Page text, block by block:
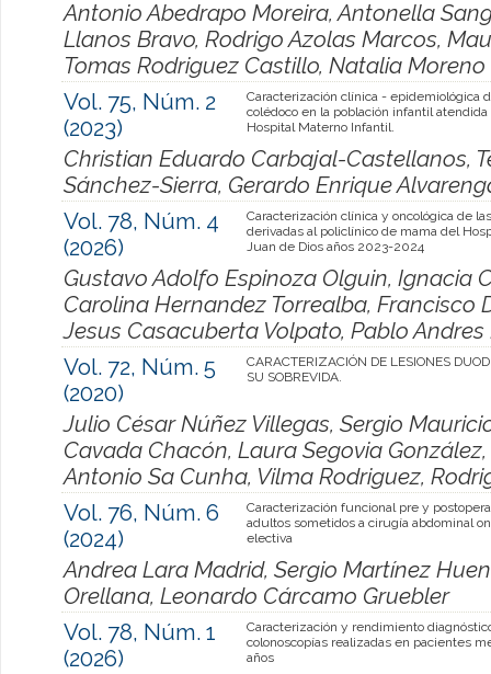
Antonio Abedrapo Moreira, Antonella
Llanos Bravo, Rodrigo Azolas Marcos,
Tomas Rodriguez Castillo, Natalia
Vol. 75, Núm. 2
(2023)
Caracterización clínica - epidemiológica
colédoco en la población infantil
Hospital Materno Infantil.
Christian Eduardo Carbajal-Castellanos,
Sánchez-Sierra, Gerardo Enrique
Vol. 78, Núm. 4
(2026)
Caracterización clínica y oncológica de
derivadas al policlínico de mama del
Juan de Dios años 2023-2024
Gustavo Adolfo Espinoza Olguin, Ignacia
Carolina Hernandez Torrealba, Francisco
Jesus Casacuberta Volpato, Pablo Andres
Vol. 72, Núm. 5
(2020)
CARACTERIZACIÓN DE LESIONES
SU SOBREVIDA.
Julio César Núñez Villegas, Sergio
Cavada Chacón, Laura Segovia
Antonio Sa Cunha, Vilma Rodriguez,
Vol. 76, Núm. 6
(2024)
Caracterización funcional pre y
adultos sometidos a cirugía abdominal
electiva
Andrea Lara Madrid, Sergio Martínez
Orellana, Leonardo Cárcamo Gruebler
Vol. 78, Núm. 1
(2026)
Caracterización y rendimiento
colonoscopías realizadas en pacientes
años